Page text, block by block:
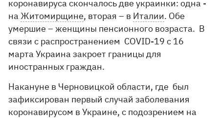
коронавируса скончалось две украинки: одна -
наЖитомирщине, вторая – в Италии. Обе
умершие – женщины пенсионного возраста. В
связи с распространением COVID-19 с 16
марта Украина закроет границы для
иностранных граждан.
Накануне в Черновицкой области, где был
зафиксирован первый случай заболевания
коронавирусом в Украине, с подозрением на